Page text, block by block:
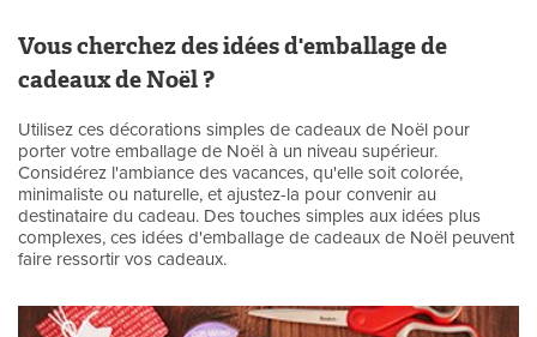
Vous cherchez des idées d'emballage de
cadeaux de Noël ?
Utilisez ces décorations simples de cadeaux de Noël pour
porter votre emballage de Noël à un niveau supérieur.
Considérez l'ambiance des vacances, qu'elle soit colorée,
minimaliste ou naturelle, et ajustez-la pour convenir au
destinataire du cadeau. Des touches simples aux idées plus
complexes, ces idées d'emballage de cadeaux de Noël peuvent
faire ressortir vos cadeaux.